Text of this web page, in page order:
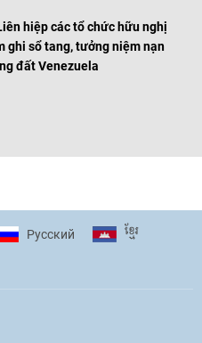
hiệp các tổ chức hữu nghị
ghi sổ tang, tưởng niệm nạn
đất Venezuela
em Đông Á cùng kiến tạo
Pусский ខ្មែរ